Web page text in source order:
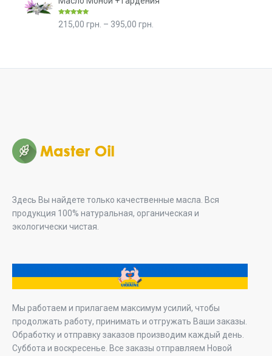
Оценка5.00
из 5
215,00 грн. – 395,00 грн.
Здесь Вы найдете только качественные масла. Вся
продукция 100% натуральная, органическая и
экологически чистая.
Мы работаем и прилагаем максимум усилий, чтобы
продолжать работу, принимать и отгружать Ваши заказы.
Обработку и отправку заказов производим каждый день.
Суббота и воскресенье. Все заказы отправляем Новой